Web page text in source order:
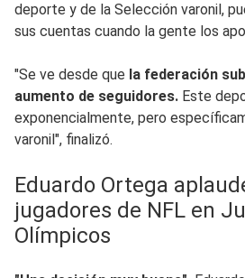
deporte y de la Selección varonil,
sus cuentas cuando la gente los
"Se ve desde que la federación
aumento de seguidores. Este
exponencialmente, pero
varonil", finalizó.
Eduardo Ortega
jugadores de NFL en
Olímpicos